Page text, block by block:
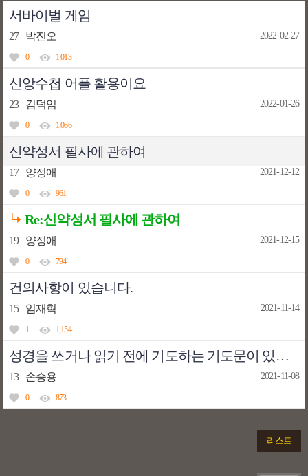
서바이벌 게임
27 박진오 2022-02-27
0 1,013
신앙수첩 어플 활용이요
23 김덕임 2022-01-26
0 1,066
신약성서 필사에 관하여
17 양정애 2021-12-12
0 961
Re:신약성서 필사에 관하여
19 양정애 2021-12-15
0 794
건의사항이 있습니다.
15 임재혁 2021-11-14
1 1,154
성경을 쓰거나 읽기 전에 기도하는 기도문이 있을까요?
13 손승용 2021-11-08
0 873
리스트